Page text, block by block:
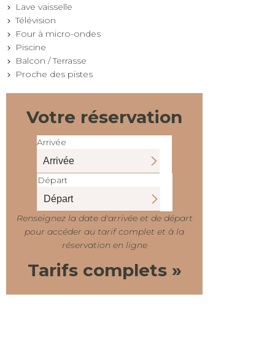
Lave vaisselle
Télévision
Four à micro-ondes
Piscine
Balcon / Terrasse
Proche des pistes
Votre réservation
Arrivée
Départ
Renseignez la date d'arrivée et de départ
pour accéder au tarif complet et à la
réservation en ligne
Tarifs complets